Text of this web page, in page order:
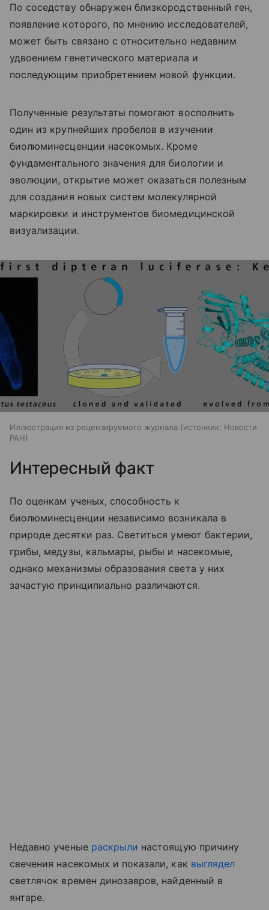
По соседству обнаружен близкородственный ген,
появление которого, по мнению исследователей,
может быть связано с относительно недавним
удвоением генетического материала и
последующим приобретением новой функции.
Полученные результаты помогают восполнить
один из крупнейших пробелов в изучении
биолюминесценции насекомых. Кроме
фундаментального значения для биологии и
эволюции, открытие может оказаться полезным
для создания новых систем молекулярной
маркировки и инструментов биомедицинской
визуализации.
Иллюстрация из рецензируемого журнала источник: Новости
РАН
Интересный факт
По оценкам ученых, способность к
биолюминесценции независимо возникала в
природе десятки раз. Светиться умеют бактерии,
грибы, медузы, кальмары, рыбы и насекомые,
однако механизмы образования света у них
зачастую принципиально различаются.
Недавно ученые раскрыли настоящую причину
свечения насекомых и показали, как выглядел
светлячок времен динозавров, найденный в
янтаре.